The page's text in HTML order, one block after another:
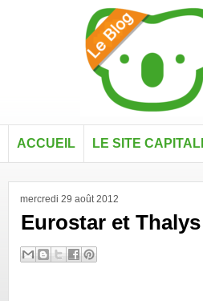
ACCUEIL LE SITE
mercredi 29 août 2012
Eurostar et